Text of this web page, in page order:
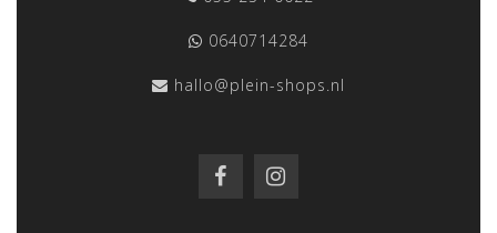
0640714284
hallo@plein-shops.nl